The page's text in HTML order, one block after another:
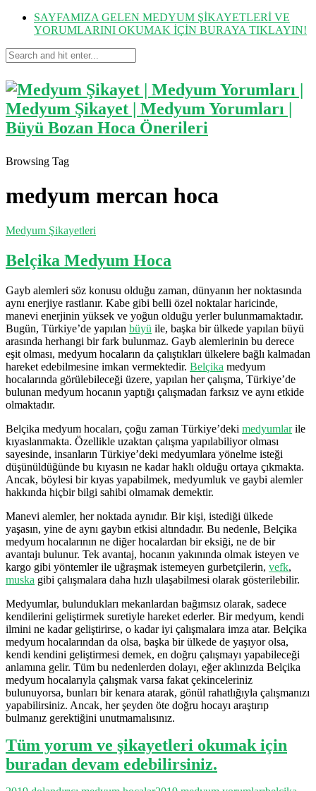
SAYFAMIZA GELEN MEDYUM ŞİKAYETLERİ VE
YORUMLARINI OKUMAK İÇİN BURAYA TIKLAYIN!
Browsing Tag
medyum mercan hoca
Medyum Şikayetleri
Belçika Medyum Hoca
Gayb alemleri söz konusu olduğu zaman, dünyanın her noktasında
aynı enerjiye rastlanır. Kabe gibi belli özel noktalar haricinde,
manevi enerjinin yüksek ve yoğun olduğu yerler bulunmamaktadır.
Bugün, Türkiye’de yapılan büyü ile, başka bir ülkede yapılan büyü
arasında herhangi bir fark bulunmaz. Gayb alemlerinin bu derece
eşit olması, medyum hocaların da çalıştıkları ülkelere bağlı kalmadan
hareket edebilmesine imkan vermektedir. Belçika medyum
hocalarında görülebileceği üzere, yapılan her çalışma, Türkiye’de
bulunan medyum hocanın yaptığı çalışmadan farksız ve aynı etkide
olmaktadır.
Belçika medyum hocaları, çoğu zaman Türkiye’deki medyumlarile
kıyaslanmakta. Özellikle uzaktan çalışma yapılabiliyor olması
sayesinde, insanların Türkiye’deki medyumlara yönelme isteği
düşünüldüğünde bu kıyasın ne kadar haklı olduğu ortaya çıkmakta.
Ancak, böylesi bir kıyas yapabilmek, medyumluk ve gaybi alemler
hakkında hiçbir bilgi sahibi olmamak demektir.
Manevi alemler, her noktada aynıdır. Bir kişi, istediği ülkede
yaşasın, yine de aynı gaybın etkisi altındadır. Bu nedenle, Belçika
medyum hocalarının ne diğer hocalardan bir eksiği, ne de bir
avantajı bulunur. Tek avantaj, hocanın yakınında olmak isteyen ve
kargo gibi yöntemler ile uğraşmak istemeyen gurbetçilerin, vefk,
muska gibi çalışmalara daha hızlı ulaşabilmesi olarak gösterilebilir.
Medyumlar, bulundukları mekanlardan bağımsız olarak, sadece
kendilerini geliştirmek suretiyle hareket ederler. Bir medyum, kendi
ilmini ne kadar geliştirirse, o kadar iyi çalışmalara imza atar. Belçika
medyum hocalarından da olsa, başka bir ülkede de yaşıyor olsa,
kendi kendini geliştirmesi demek, en doğru çalışmayı yapabileceği
anlamına gelir. Tüm bu nedenlerden dolayı, eğer aklınızda Belçika
medyum hocalarıyla çalışmak varsa fakat çekinceleriniz
bulunuyorsa, bunları bir kenara atarak, gönül rahatlığıyla çalışmanızı
yapabilirsiniz. Ancak, her şeyden öte doğru hocayı araştırıp
bulmanız gerektiğini unutmamalısınız.
Tüm yorum ve şikayetleri okumak için
buradan devam edebilirsiniz.